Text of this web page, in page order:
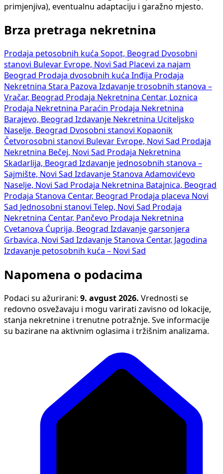
primjenjiva), eventualnu adaptaciju i garažno mjesto.
Brza pretraga nekretnina
Prodaja petosobnih kuća Sopot, Beograd Dvosobni
stanovi Bulevar Evrope, Novi Sad Placevi za najam
Beograd Prodaja dvosobnih kuća Inđija Prodaja
Nekretnina Stara Pazova Izdavanje trosobnih stanova –
Vračar, Beograd Prodaja Nekretnina Centar, Loznica
Prodaja Nekretnina Paraćin Prodaja Nekretnina
Barajevo, Beograd Izdavanje Nekretnina Uciteljsko
Naselje, Beograd Dvosobni stanovi Kopaonik
Četvorosobni stanovi Bulevar Evrope, Novi Sad Prodaja
Nekretnina Bečej, Novi Sad Prodaja Nekretnina
Skadarlija, Beograd Izdavanje jednosobnih stanova –
Sajmište, Novi Sad Izdavanje Stanova Adamovićevo
Naselje, Novi Sad Prodaja Nekretnina Batajnica, Beograd
Prodaja Stanova Centar, Beograd Prodaja placeva Novi
Sad
Jednosobni stanovi Telep, Novi Sad Prodaja
Nekretnina Centar, Pančevo Prodaja Nekretnina
Cvetanova Ćuprija, Beograd Izdavanje garsonjera
Grbavica, Novi Sad Izdavanje Stanova Centar, Jagodina
Izdavanje petosobnih kuća – Novi Sad
Napomena o podacima
Podaci su ažurirani: 9. avgust 2026. Vrednosti se
redovno osvežavaju i mogu varirati zavisno od lokacije,
stanja nekretnine i trenutne potražnje. Sve informacije
su bazirane na aktivnim oglasima i tržišnim analizama.